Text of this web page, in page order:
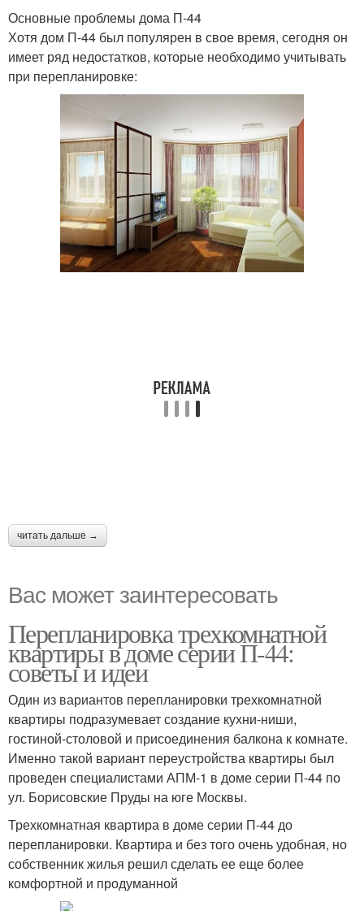
Основные проблемы дома П-44
Хотя дом П-44 был популярен в свое время, сегодня он
имеет ряд недостатков, которые необходимо учитывать
при перепланировке:
читать дальше →
Вас может заинтересовать
Перепланировка трехкомнатной
квартиры в доме серии П-44:
советы и идеи
Один из вариантов перепланировки трехкомнатной
квартиры подразумевает создание кухни-ниши,
гостиной-столовой и присоединения балкона к комнате.
Именно такой вариант переустройства квартиры был
проведен специалистами АПМ-1 в доме серии П-44 по
ул. Борисовские Пруды на юге Москвы.
Трехкомнатная квартира в доме серии П-44 до
перепланировки. Квартира и без того очень удобная, но
собственник жилья решил сделать ее еще более
комфортной и продуманной